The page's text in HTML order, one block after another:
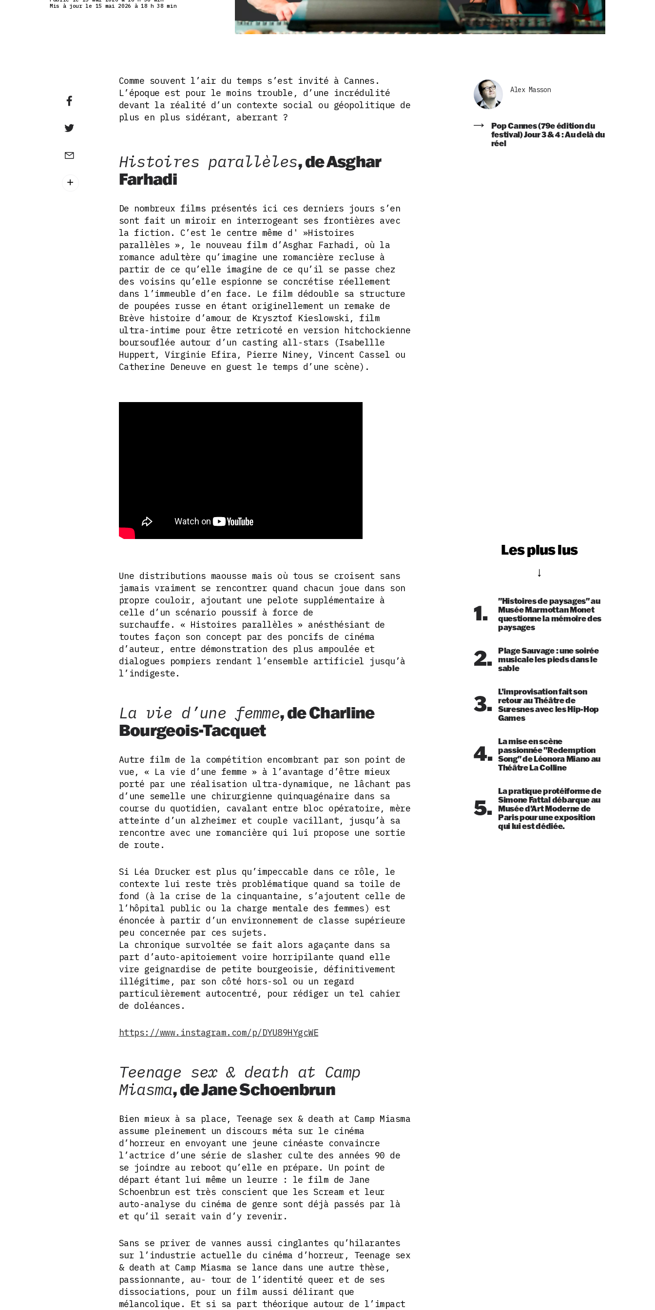
Mis à jour le 15 mai 2026 à 18 h 38 min
Comme souvent l’air du temps s’est invité à Cannes.
L’époque est pour le moins trouble, d’une incrédulité
devant la réalité d’un contexte social ou géopolitique de
plus en plus sidérant, aberrant ?
Histoires parallèles, de Asghar
Farhadi
De nombreux films présentés ici ces derniers jours s’en
sont fait un miroir en interrogeant ses frontières avec
la fiction. C’est le centre même d' »Histoires
parallèles », le nouveau film d’Asghar Farhadi, où la
romance adultère qu’imagine une romancière recluse à
partir de ce qu’elle imagine de ce qu’il se passe chez
des voisins qu’elle espionne se concrétise réellement
dans l’immeuble d’en face. Le film dédouble sa structure
de poupées russe en étant originellement un remake de
Brève histoire d’amour de Krysztof Kieslowski, film
ultra-intime pour être retricoté en version hitchockienne
boursouflée autour d’un casting all-stars (Isabellle
Huppert, Virginie Efira, Pierre Niney, Vincent Cassel ou
Catherine Deneuve en guest le temps d’une scène).
Une distributions maousse mais où tous se croisent sans
jamais vraiment se rencontrer quand chacun joue dans son
propre couloir, ajoutant une pelote supplémentaire à
celle d’un scénario poussif à force de
surchauffe. « Histoires parallèles » anésthésiant de
toutes façon son concept par des poncifs de cinéma
d’auteur, entre démonstration des plus ampoulée et
dialogues pompiers rendant l’ensemble artificiel jusqu’à
l’indigeste.
La vie d’une femme, de Charline
Bourgeois-Tacquet
Autre film de la compétition encombrant par son point de
vue, « La vie d’une femme » à l’avantage d’être mieux
porté par une réalisation ultra-dynamique, ne lâchant pas
d’une semelle une chirurgienne quinquagénaire dans sa
course du quotidien, cavalant entre bloc opératoire, mère
atteinte d’un alzheimer et couple vacillant, jusqu’à sa
rencontre avec une romancière qui lui propose une sortie
de route.
Si Léa Drucker est plus qu’impeccable dans ce rôle, le
contexte lui reste très problématique quand sa toile de
fond (à la crise de la cinquantaine, s’ajoutent celle de
l’hôpital public ou la charge mentale des femmes) est
énoncée à partir d’un environnement de classe supérieure
peu concernée par ces sujets.
La chronique survoltée se fait alors agaçante dans sa
part d’auto-apitoiement voire horripilante quand elle
vire geignardise de petite bourgeoisie, définitivement
illégitime, par son côté hors-sol ou un regard
particulièrement autocentré, pour rédiger un tel cahier
de doléances.
https://www.instagram.com/p/DYU89HYgcWE
Teenage sex & death at Camp
Miasma, de Jane Schoenbrun
Bien mieux à sa place, Teenage sex & death at Camp Miasma
assume pleinement un discours méta sur le cinéma
d’horreur en envoyant une jeune cinéaste convaincre
l’actrice d’une série de slasher culte des années 90 de
se joindre au reboot qu’elle en prépare. Un point de
départ étant lui même un leurre : le film de Jane
Schoenbrun est très conscient que les Scream et leur
auto-analyse du cinéma de genre sont déjà passés par là
et qu’il serait vain d’y revenir.
Sans se priver de vannes aussi cinglantes qu’hilarantes
sur l’industrie actuelle du cinéma d’horreur, Teenage sex
& death at Camp Miasma se lance dans une autre thèse,
passionnante, au- tour de l’identité queer et de ses
dissociations, pour un film aussi délirant que
mélancolique. Et si sa part théorique autour de l’impact
Alex Masson
Pop Cannes (79e édition du
festival) Jour 3 & 4 : Au delà du
réel
Les plus lus
1.
"Histoires de paysages" au
Musée Marmottan Monet
questionne la mémoire des
paysages
2. Plage Sauvage : une soirée
musicale les pieds dans le
sable
3. L’improvisation fait son
retour au Théâtre de
Suresnes avec les Hip-Hop
Games
4. La mise en scène
passionnée "Redemption
Song" de Léonora Miano au
Théâtre La Colline
5.
La pratique protéiforme de
Simone Fattal débarque au
Musée d'Art Moderne de
Paris pour une exposition
qui lui est dédiée.